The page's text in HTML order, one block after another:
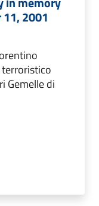
2001
Gemelle di